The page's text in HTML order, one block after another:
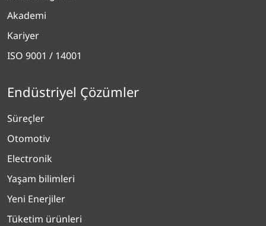
Akademi
Kariyer
ISO 9001 / 14001
Endüstriyel Çözümler
Süreçler
Otomotiv
Electronik
Yaşam bilimleri
Yeni Enerjiler
Tüketim ürünleri